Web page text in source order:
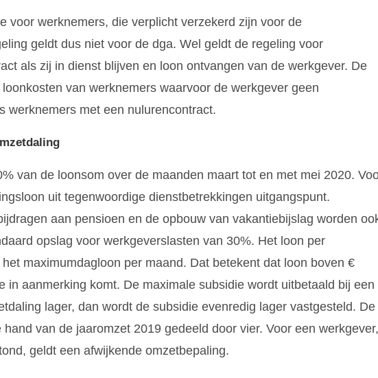
voor werknemers, die verplicht verzekerd zijn voor de
geldt dus niet voor de dga. Wel geldt de regeling voor
als zij in dienst blijven en loon ontvangen van de werkgever. De
van werknemers waarvoor de werkgever geen
werknemers met een nulurencontract.
van de loonsom over de maanden maart tot en met mei 2020.
uit tegenwoordige dienstbetrekkingen uitgangspunt.
aan pensioen en de opbouw van vakantiebijslag worden
opslag voor werkgeverslasten van 30%. Het loon per
maximumdagloon per maand. Dat betekent dat loon boven €
in aanmerking komt. De maximale subsidie wordt uitbetaald bij een
lager, dan wordt de subsidie evenredig lager vastgesteld. De
van de jaaromzet 2019 gedeeld door vier. Voor een werkgever,
geldt een afwijkende omzetbepaling.